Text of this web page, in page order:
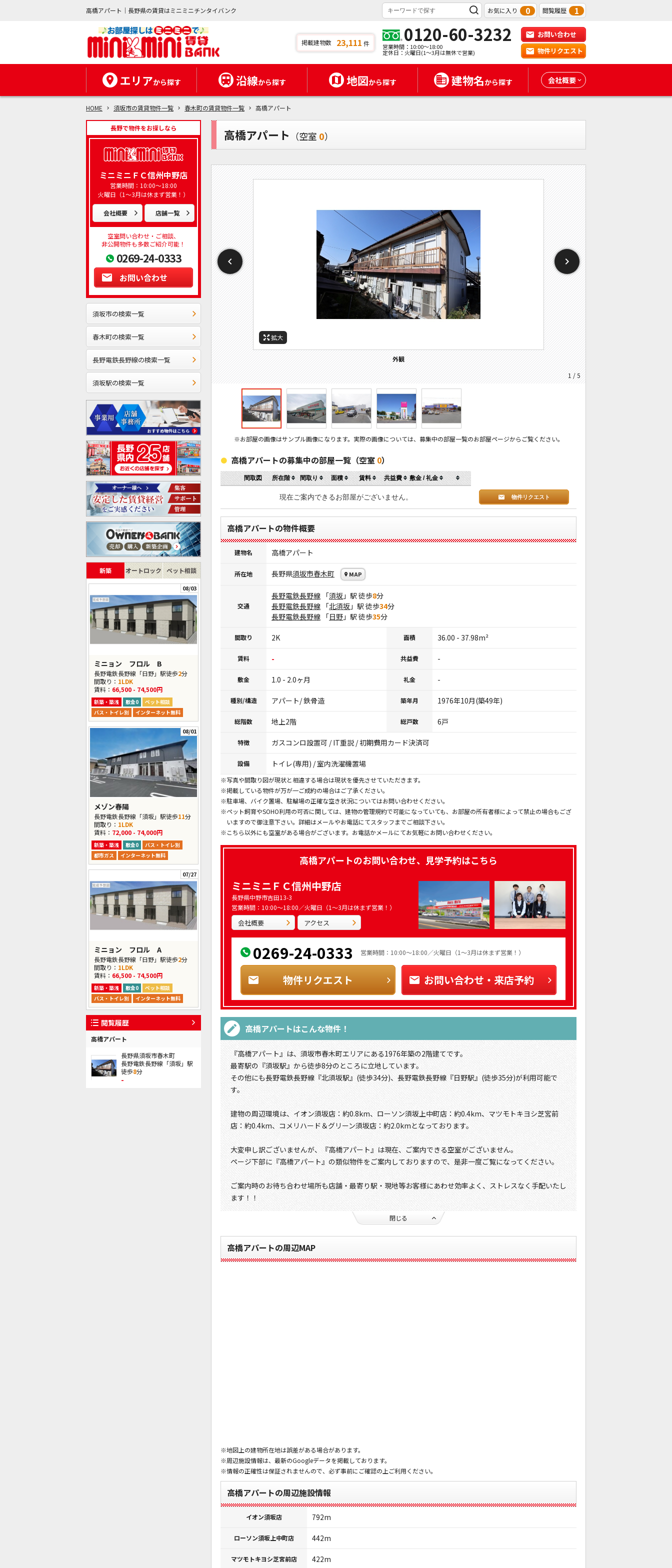
高橋アパート｜長野県の賃貸はミニミニチンタイバンク お気に入り 0 閲覧履歴 1
掲載建物数 23,111 件 0120-60-3232
営業時間：10:00～18:00
定休日：火曜日(1～3月は無休で営業)
お問い合わせ
物件リクエスト
エリアから探す 沿線から探す 地図から探す 建物名から探す 会社概要
HOME 須坂市の賃貸物件一覧 春木町の賃貸物件一覧 高橋アパート
長野で物件をお探しなら
ミニミニＦＣ信州中野店
営業時間：10:00～18:00
火曜日（1～3月は休まず営業！）
会社概要 店舗一覧
空室問い合わせ・ご相談、
非公開物件も多数ご紹介可能！
0269-24-0333
お問い合わせ
須坂市の検索一覧
春木町の検索一覧
長野電鉄長野線の検索一覧
須坂駅の検索一覧
新築 オートロック ペット相談
08/03
ミニョン フロル B
長野電鉄長野線「日野」駅徒歩2分
間取り： 1LDK
賃料： 66,500 - 74,500円
新築・築浅 敷金0
ペット相談
バス・トイレ別
インターネット無料
08/01
メゾン春陽
長野電鉄長野線「須坂」駅徒歩11分
間取り： 1LDK
賃料： 72,000 - 74,000円
新築・築浅 敷金0
バス・トイレ別
都市ガス
インターネット無料
07/27
ミニョン フロル A
長野電鉄長野線「日野」駅徒歩2分
間取り： 1LDK
賃料： 66,500 - 74,500円
新築・築浅 敷金0
ペット相談
バス・トイレ別
インターネット無料
閲覧履歴
高橋アパート
長野県須坂市春木町
長野電鉄長野線「須坂」駅
徒歩8分
-
高橋アパート （空室 0）
拡大
外観
1 / 5
拡大
周辺施設：ホームセンター
拡大
周辺施設：コンビニ
拡大
周辺施設：スーパー
拡大
※お部屋の画像はサンプル画像になります。実際の画像については、募集中の部屋一覧のお部屋ページからご覧ください。
高橋アパートの募集中の部屋一覧（空室 0）
間取図 所在階 間取り 面積 賃料 共益費 敷金 / 礼金
現在ご案内できるお部屋がございません。 物件リクエスト
高橋アパートの物件概要
建物名 高橋アパート
所在地 長野県須坂市春木町 MAP
交通
長野電鉄長野線 「須坂 」駅 徒歩8分
長野電鉄長野線 「北須坂 」駅 徒歩34分
長野電鉄長野線 「日野 」駅 徒歩35分
間取り 2K 面積 36.00 - 37.98m²
賃料 - 共益費 -
敷金 1.0 - 2.0ヶ月 礼金 -
種別/構造 アパート/ 鉄骨造 築年月 1976年10月(築49年)
総階数 地上2階 総戸数 6戸
特徴 ガスコンロ設置可 / IT重説 / 初期費用カード決済可
設備 トイレ(専用) / 室内洗濯機置場
※写真や間取り図が現状と相違する場合は現状を優先させていただきます。
※掲載している物件が万が一ご成約の場合はご了承ください。
※駐車場、バイク置場、駐輪場の正確な空き状況についてはお問い合わせください。
※ペット飼育やSOHO利用の可否に関しては、建物の管理規約で可能になっていても、お部屋の所有者様によって禁止の場合もござ
いますので御注意下さい。詳細はメールやお電話にてスタッフまでご相談下さい。
※こちら以外にも空室がある場合がございます。お電話かメールにてお気軽にお問い合わせください。
高橋アパートのお問い合わせ、見学予約はこちら
ミニミニＦＣ信州中野店
長野県中野市吉田13-3
営業時間：10:00～18:00／火曜日（1～3月は休まず営業！）
会社概要 アクセス
0269-24-0333 営業時間：10:00～18:00／火曜日（1～3月は休まず営業！）
物件リクエスト お問い合わせ・来店予約
高橋アパートはこんな物件！
『高橋アパート』は、須坂市春木町エリアにある1976年築の2階建てです。
最寄駅の『須坂駅』から徒歩8分のところに立地しています。
その他にも長野電鉄長野線『北須坂駅』(徒歩34分)、長野電鉄長野線『日野駅』(徒歩35分)が利用可能で
す。
建物の周辺環境は、イオン須坂店：約0.8km、ローソン須坂上中町店：約0.4km、マツモトキヨシ芝宮前
店：約0.4km、コメリハード＆グリーン須坂店：約2.0kmとなっております。
大変申し訳ございませんが、『高橋アパート』は現在、ご案内できる空室がございません。
ページ下部に『高橋アパート』の類似物件をご案内しておりますので、是非一度ご覧になってください。
ご案内時のお待ち合わせ場所も店舗・最寄り駅・現地等お客様にあわせ効率よく、ストレスなく手配いたし
ます！！
閉じる
高橋アパートの周辺MAP
※地図上の建物所在地は誤差がある場合があります。
※周辺施設情報は、最新のGoogleデータを掲載しております。
※情報の正確性は保証されませんので、必ず事前にご確認の上ご利用ください。
高橋アパートの周辺施設情報
イオン須坂店 792m
ローソン須坂上中町店 442m
マツモトキヨシ芝宮前店 422m